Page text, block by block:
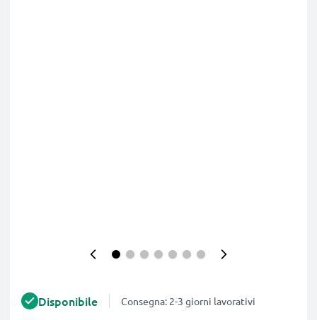
Disponibile Consegna: 2-3 giorni lavorativi